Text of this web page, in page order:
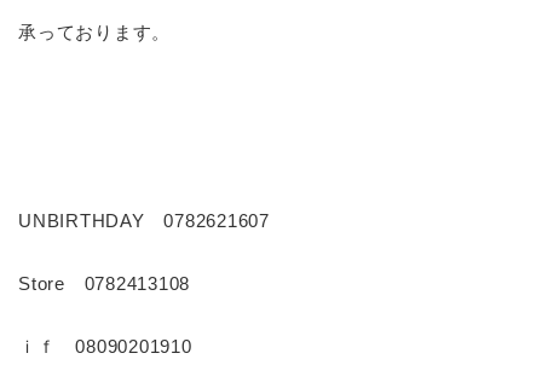
承っております。
UNBIRTHDAY 0782621607
Store 0782413108
ｉｆ 08090201910